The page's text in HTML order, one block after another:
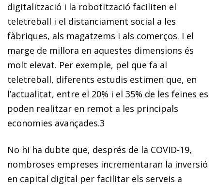
digitalització i la robotització faciliten el
teletreball i el distanciament social a les
fàbriques, als magatzems i als comerços. I el
marge de millora en aquestes dimensions és
molt elevat. Per exemple, pel que fa al
teletreball, diferents estudis estimen que, en
l’actualitat, entre el 20% i el 35% de les feines es
poden realitzar en remot a les principals
economies avançades.3
No hi ha dubte que, després de la COVID-19,
nombroses empreses incrementaran la inversió
en capital digital per facilitar els serveis a